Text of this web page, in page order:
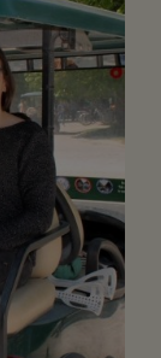
DEVENIR
PRINCE